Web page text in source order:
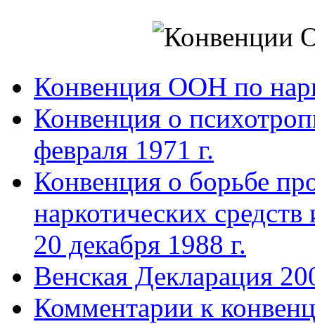
Конвенция ООН по
Конвенция о
февраля 1971 г.
Конвенция о борьбе
наркотических
20 декабря 1988 г.
Венская Декларация
Комментарии к